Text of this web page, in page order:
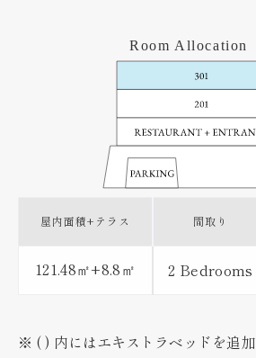
Room Allocation
屋内面積+ テラス 間取り
121.48㎡+8.8 ㎡ 2 Bedrooms
※ ( ) 内にはエキストラベッドを追